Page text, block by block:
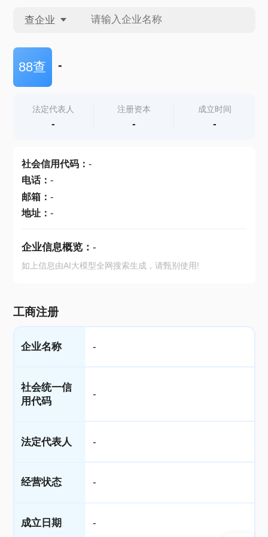
查企业
查企业
查产地
88查 -
法定代表人
-
注册资本
-
成立时间
-
社会信用代码： -
电话： -
邮箱： -
地址： -
企业信息概览： -
如上信息由AI大模型全网搜索生成，请甄别使用!
工商注册
企业名称 -
社会统一信
用代码
-
法定代表人 -
经营状态 -
成立日期 -